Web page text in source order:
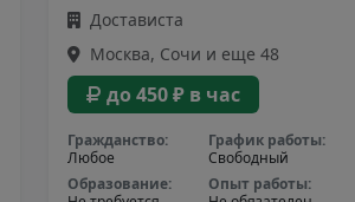
Достависта
Москва, Сочи и еще 48
до 450 ₽ в час
Гражданство:
Любое
График работы:
Свободный
Образование:
Опыт работы: